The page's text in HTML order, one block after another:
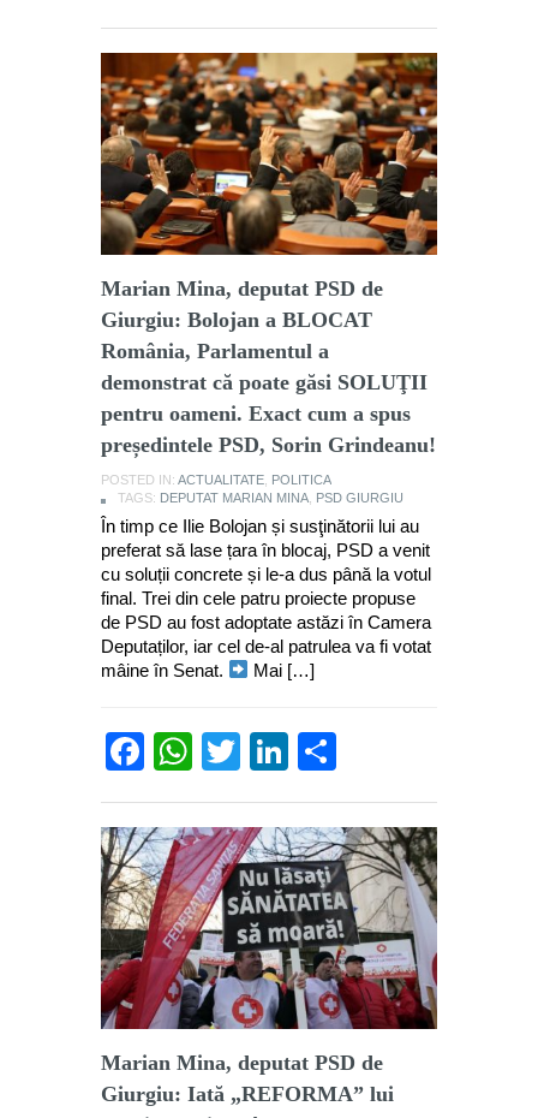
Marian Mina, deputat PSD de
Giurgiu: Bolojan a BLOCAT
România, Parlamentul a
demonstrat că poate găsi SOLUŢII
pentru oameni. Exact cum a spus
președintele PSD, Sorin Grindeanu!
POSTED IN: ACTUALITATE POLITICA
TAGS: DEPUTAT MARIAN MINA PSD GIURGIU
În timp ce Ilie Bolojan și susţinătorii lui au
preferat să lase țara în blocaj, PSD a venit
cu soluții concrete și le-a dus până la votul
final. Trei din cele patru proiecte propuse
de PSD au fost adoptate astăzi în Camera
Deputaților, iar cel de-al patrulea va fi votat
mâine în Senat.
Mai […]
Facebook
WhatsApp
TwitterLinkedIn
Marian Mina, deputat PSD de
Giurgiu: Iată „REFORMA” lui